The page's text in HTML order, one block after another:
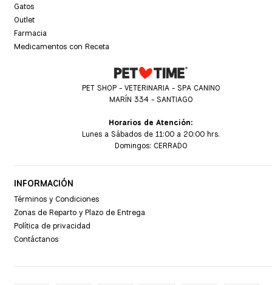
Gatos
Outlet
Farmacia
Medicamentos con Receta
PET SHOP - VETERINARIA - SPA CANINO
MARÍN 334 - SANTIAGO
Horarios de Atención:
Lunes a Sábados de 11:00 a 20:00 hrs.
Domingos: CERRADO
INFORMACIÓN
Términos y Condiciones
Zonas de Reparto y Plazo de Entrega
Política de privacidad
Contáctanos